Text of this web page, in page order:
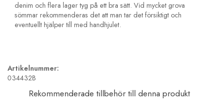
denim och flera lager tyg på ett bra sätt. Vid mycket grova
sömmar rekommenderas det att man tar det försiktigt och
eventuellt hjälper till med handhjulet.
Artikelnummer:
034432B
Rekommenderade tillbehör till denna produkt